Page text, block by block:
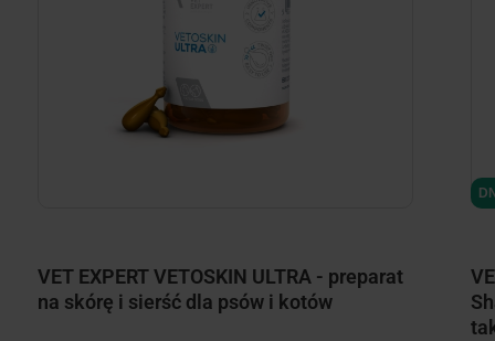
VET EXPERT VETOSKIN ULTRA - preparat
na skórę i sierść dla psów i kotów